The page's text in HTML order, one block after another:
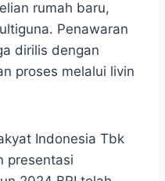
rumah baru,
Penawaran
dirilis dengan
proses melalui livin
Indonesia Tbk
presentasi